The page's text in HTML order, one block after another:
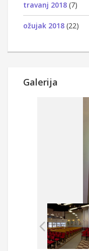
travanj 2018 (7)
ožujak 2018 (22)
Galerija